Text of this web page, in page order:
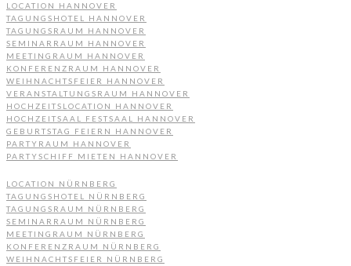
LOCATION HANNOVER
TAGUNGSHOTEL HANNOVER
TAGUNGSRAUM HANNOVER
SEMINARRAUM HANNOVER
MEETINGRAUM HANNOVER
KONFERENZRAUM HANNOVER
WEIHNACHTSFEIER HANNOVER
VERANSTALTUNGSRAUM HANNOVER
HOCHZEITSLOCATION HANNOVER
HOCHZEITSAAL FESTSAAL HANNOVER
GEBURTSTAG FEIERN HANNOVER
PARTYRAUM HANNOVER
PARTYSCHIFF MIETEN HANNOVER
LOCATION NÜRNBERG
TAGUNGSHOTEL NÜRNBERG
TAGUNGSRAUM NÜRNBERG
SEMINARRAUM NÜRNBERG
MEETINGRAUM NÜRNBERG
KONFERENZRAUM NÜRNBERG
WEIHNACHTSFEIER NÜRNBERG